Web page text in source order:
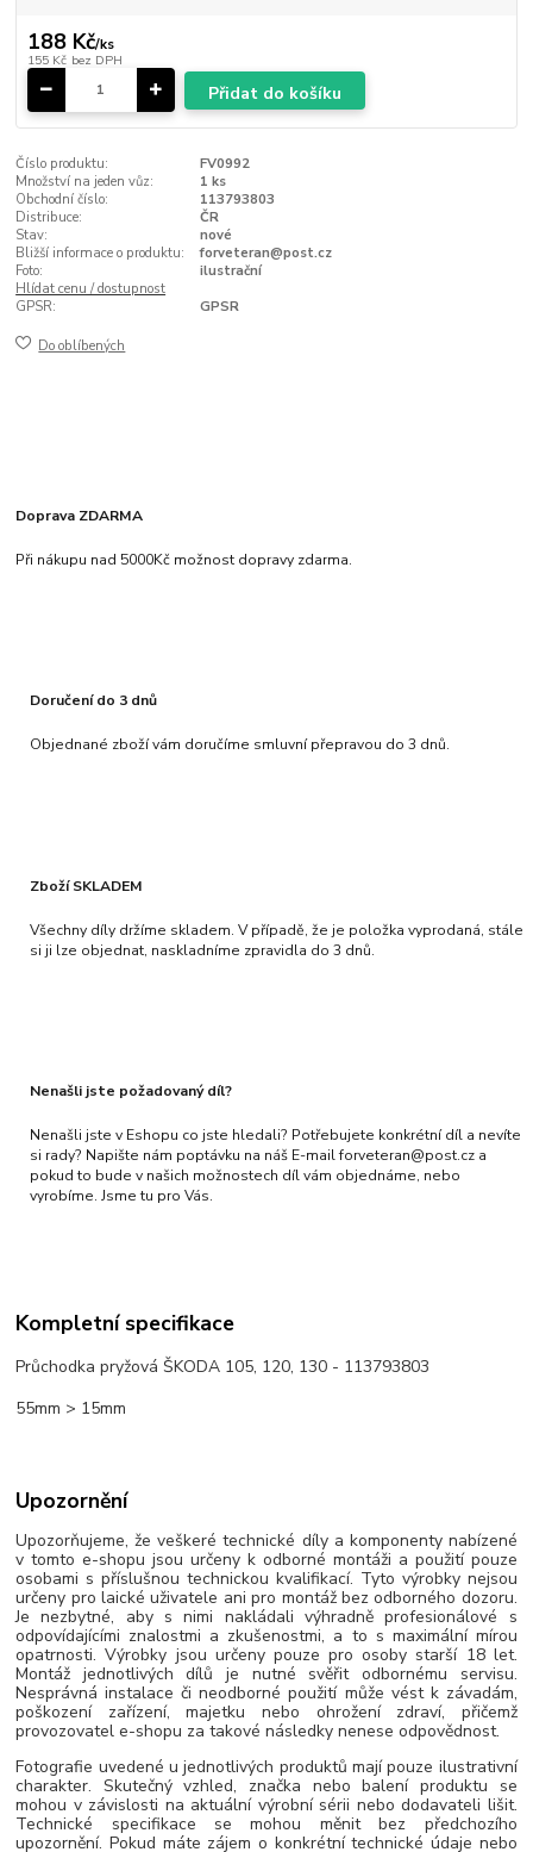
188 Kč/ks
155 Kč bez DPH
Přidat do košíku
Číslo produktu:
FV0992
Množství na jeden vůz:
1 ks
Obchodní číslo:
113793803
Distribuce:
ČR
Stav:
nové
Bližší informace o produktu:
forveteran@post.cz
Foto:
ilustrační
Hlídat cenu / dostupnost
GPSR:
GPSR
Do oblíbených
Doprava ZDARMA
Při nákupu nad 5000Kč možnost dopravy zdarma.
Doručení do 3 dnů
Objednané zboží vám doručíme smluvní přepravou do 3 dnů.
Zboží SKLADEM
Všechny díly držíme skladem. V případě, že je položka vyprodaná, stále
si ji lze objednat, naskladníme zpravidla do 3 dnů.
Nenašli jste požadovaný díl?
Nenašli jste v Eshopu co jste hledali? Potřebujete konkrétní díl a nevíte
si rady? Napište nám poptávku na náš E-mail forveteran@post.cz a
pokud to bude v našich možnostech díl vám objednáme, nebo
vyrobíme. Jsme tu pro Vás.
Kompletní specifikace
Průchodka pryžová ŠKODA 105, 120, 130 - 113793803
55mm > 15mm
Upozornění
Upozorňujeme, že veškeré technické díly a komponenty nabízené
v tomto e-shopu jsou určeny k odborné montáži a použití pouze
osobami s příslušnou technickou kvalifikací. Tyto výrobky nejsou
určeny pro laické uživatele ani pro montáž bez odborného dozoru.
Je nezbytné, aby s nimi nakládali výhradně profesionálové s
odpovídajícími znalostmi a zkušenostmi, a to s maximální mírou
opatrnosti. Výrobky jsou určeny pouze pro osoby starší 18 let.
Montáž jednotlivých dílů je nutné svěřit odbornému servisu.
Nesprávná instalace či neodborné použití může vést k závadám,
poškození zařízení, majetku nebo ohrožení zdraví, přičemž
provozovatel e-shopu za takové následky nenese odpovědnost.
Fotografie uvedené u jednotlivých produktů mají pouze ilustrativní
charakter. Skutečný vzhled, značka nebo balení produktu se
mohou v závislosti na aktuální výrobní sérii nebo dodavateli lišit.
Technické specifikace se mohou měnit bez předchozího
upozornění. Pokud máte zájem o konkrétní technické údaje nebo